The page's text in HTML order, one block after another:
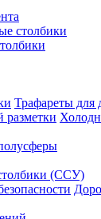
столбики
Трафареты для
(ССУ)